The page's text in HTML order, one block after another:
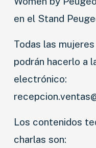
en el Stand
Todas las
podrán hacerlo a
electrónico:
Los contenidos
charlas son: